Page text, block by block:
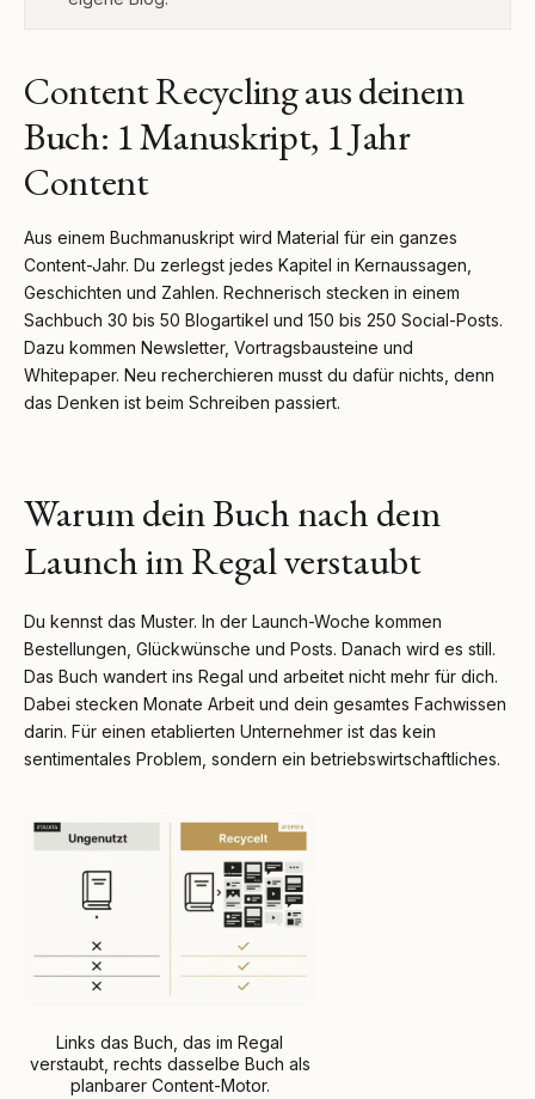
Content Recycling aus deinem
Buch: 1 Manuskript, 1 Jahr
Content
Aus einem Buchmanuskript wird Material für ein ganzes
Content-Jahr. Du zerlegst jedes Kapitel in Kernaussagen,
Geschichten und Zahlen. Rechnerisch stecken in einem
Sachbuch 30 bis 50 Blogartikel und 150 bis 250 Social-Posts.
Dazu kommen Newsletter, Vortragsbausteine und
Whitepaper. Neu recherchieren musst du dafür nichts, denn
das Denken ist beim Schreiben passiert.
Warum dein Buch nach dem
Launch im Regal verstaubt
Du kennst das Muster. In der Launch-Woche kommen
Bestellungen, Glückwünsche und Posts. Danach wird es still.
Das Buch wandert ins Regal und arbeitet nicht mehr für dich.
Dabei stecken Monate Arbeit und dein gesamtes Fachwissen
darin. Für einen etablierten Unternehmer ist das kein
sentimentales Problem, sondern ein betriebswirtschaftliches.
Links das Buch, das im Regal
verstaubt, rechts dasselbe Buch als
planbarer Content-Motor.